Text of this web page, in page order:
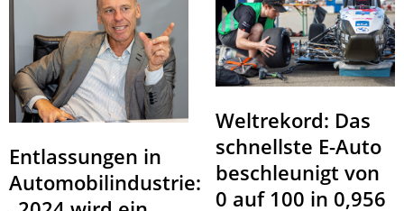
Entlassungen in
Automobilindustrie:
Weltrekord: Das
schnellste E-Auto
beschleunigt von
0 auf 100 in 0,956